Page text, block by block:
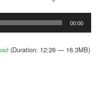
00:00
(Duration: 12:26 — 16.3MB)